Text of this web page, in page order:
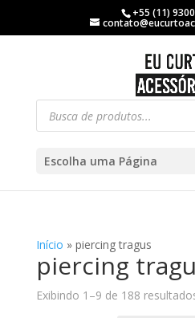
+55 (11)
Escolha uma Página
Início » piercing tragus
piercing
Exibindo 1–9 de 188